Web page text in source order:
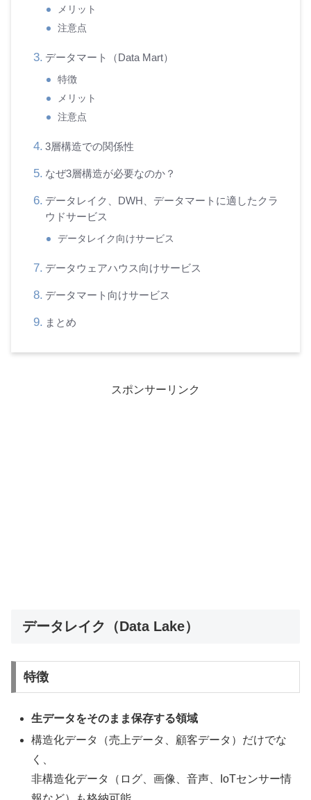
メリット
注意点
データマート（Data Mart）
特徴
メリット
注意点
3層構造での関係性
なぜ3層構造が必要なのか？
データレイク、DWH、データマートに適したクラ
ウドサービス
データレイク向けサービス
データウェアハウス向けサービス
データマート向けサービス
まとめ
スポンサーリンク
データレイク（Data Lake）
特徴
生データをそのまま保存する領域
構造化データ（売上データ、顧客データ）だけでな
く、
非構造化データ（ログ、画像、音声、IoTセンサー情